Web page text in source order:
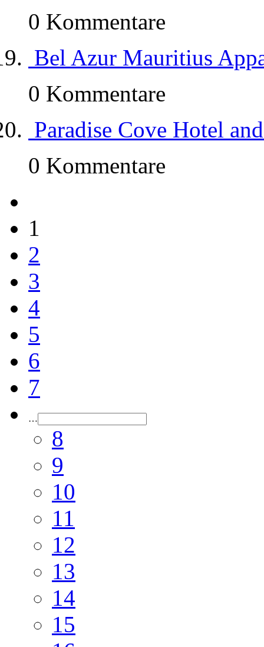
0 Kommentare
Bel Azur Mauritius
0 Kommentare
Paradise Cove Hotel
0 Kommentare
1
2
3
4
5
6
7
…
8
9
10
11
12
13
14
15